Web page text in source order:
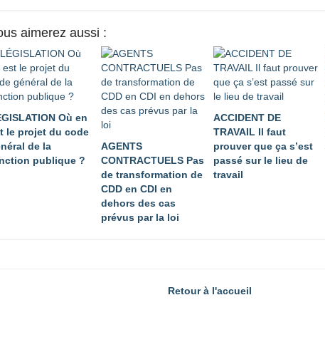
aimerez aussi :
Où en
le projet du code
de la
publique ?
AGENTS
CONTRACTUELS Pas
de transformation de
CDD en CDI en
dehors des cas
prévus par la loi
ACCIDENT DE
TRAVAIL Il faut
prouver que ça s’est
passé sur le lieu de
travail
Retour à l'accueil